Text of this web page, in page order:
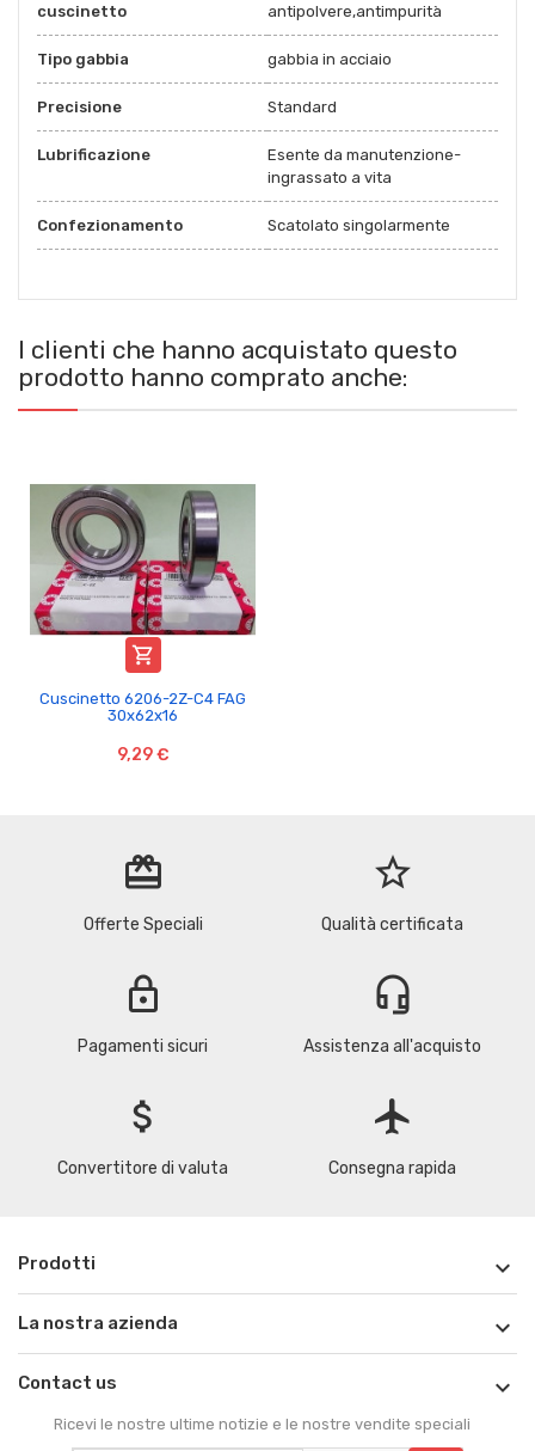
cuscinetto
antipolvere,antimpurità
Tipo gabbia gabbia in acciaio
Precisione Standard
Lubrificazione
Esente da manutenzione-
ingrassato a vita
Confezionamento Scatolato singolarmente
I clienti che hanno acquistato questo
prodotto hanno comprato anche:

Cuscinetto 6206-2Z-C4 FAG
30x62x16
9,29 €
redeem
Offerte Speciali
star_border
Qualità certificata
lock
Pagamenti sicuri
headset_mic
Assistenza all'acquisto
attach_money
Convertitore di valuta
flight
Consegna rapida
Prodotti 
La nostra azienda 
Contact us 
Ricevi le nostre ultime notizie e le nostre vendite speciali